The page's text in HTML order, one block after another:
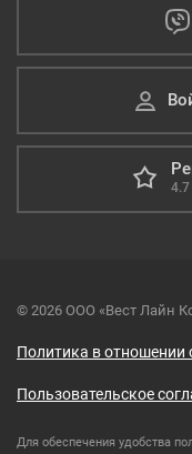
4.7
© 2026 ООО «Вест Лайн
Политика в отношении
Пользовательское
Для обеспечения удобства